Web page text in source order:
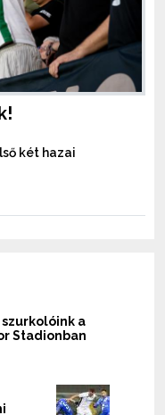
két hazai
a
Stadionban